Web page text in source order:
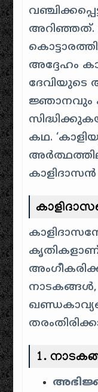
അറിഞ്ഞത്.
അദ്ദേഹം
ജ്ഞാനവും
കഥ.
കാളിദാസൻ
കൃതികളാണ്
1.